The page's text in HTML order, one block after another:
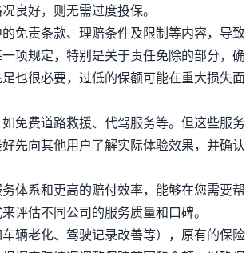
良好，则无需过度投保。
免责条款、理赔条件及限制等内容，导致
项规定，特别是关于责任免除的部分，确
也很必要，过低的保额可能在重大损失面
免费道路救援、代驾服务等。但这些服务
先向其他用户了解实际体验效果，并确认
体系和更高的赔付效率，能够在您需要帮
评估不同公司的服务质量和口碑。
辆老化、驾驶记录改善等），原有的保险